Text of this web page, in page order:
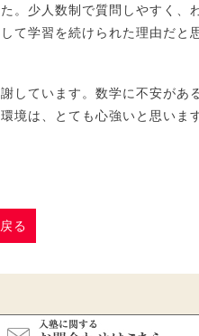
。少人数制で質問しやすく、
て学習を続けられた理由だと
しています。数学に不安があ
境は、とても心強いと思いま
る